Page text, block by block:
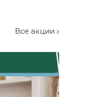
Все акции